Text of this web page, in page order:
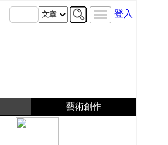
登入
藝術創作